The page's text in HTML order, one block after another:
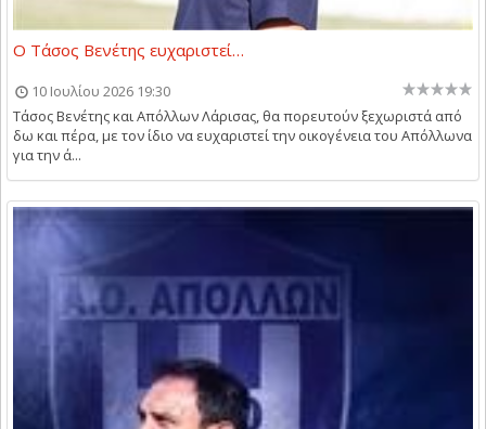
O Τάσος Βενέτης ευχαριστεί…
10 Ιουλίου 2026 19:30
Τάσος Βενέτης και Απόλλων Λάρισας, θα πορευτούν ξεχωριστά από
δω και πέρα, με τον ίδιο να ευχαριστεί την οικογένεια του Απόλλωνα
για την ά...